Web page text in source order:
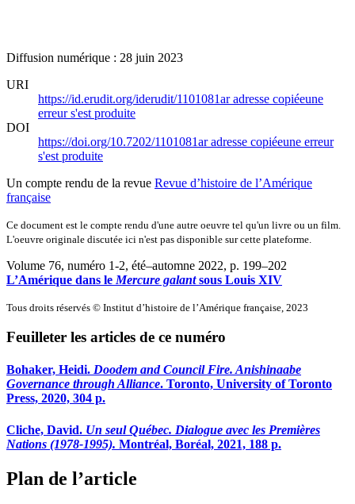
Diffusion numérique : 28 juin 2023
URI
https://id.erudit.org/iderudit/1101081aradresse copiéeune
erreur s'est produite
DOI
https://doi.org/10.7202/1101081aradresse copiéeune erreur
s'est produite
Un compte rendu de la revue Revue d’histoire de l’Amérique
française
Ce document est le compte rendu d'une autre oeuvre tel qu'un livre ou un film.
L'oeuvre originale discutée ici n'est pas disponible sur cette plateforme.
Volume 76, numéro 1-2, été–automne 2022, p. 199–202
L’Amérique dans le Mercure galantsous Louis XIV
Tous droits réservés © Institut d’histoire de l’Amérique française, 2023
Feuilleter les articles de ce numéro
Bohaker, Heidi. Doodem and Council Fire. Anishinaabe
Governance through Alliance. Toronto, University of Toronto
Press, 2020, 304 p.
Cliche, David. Un seul Québec. Dialogue avec les Premières
Nations (1978-1995). Montréal, Boréal, 2021, 188 p.
Plan de l’article